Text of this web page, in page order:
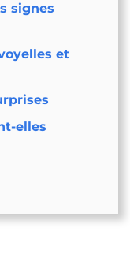
signes
et
elles